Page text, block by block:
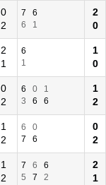
0
2
7
6
6
1
2
0
2
1
6
1
1
0
0
2
6 0
1
3
6 6
1
2
1
2
6
0
7
6
0
2
1
2
7 6
6
5
7 2
2
1